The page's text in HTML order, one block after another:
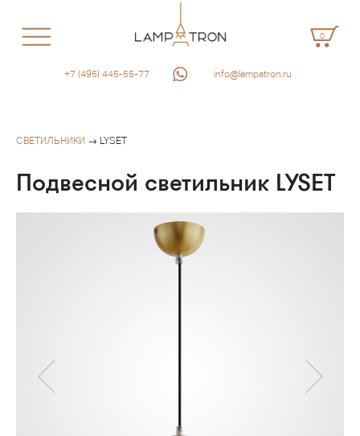
0
+7 (495) 445-55-77 info@lampatron.ru
СВЕТИЛЬНИКИ → LYSET
Подвесной светильник LYSET